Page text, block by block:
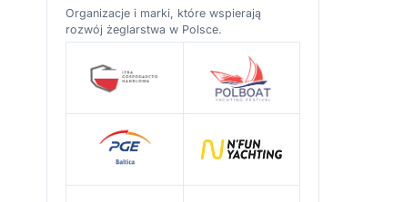
Organizacje i marki, które wspierają
rozwój żeglarstwa w Polsce.